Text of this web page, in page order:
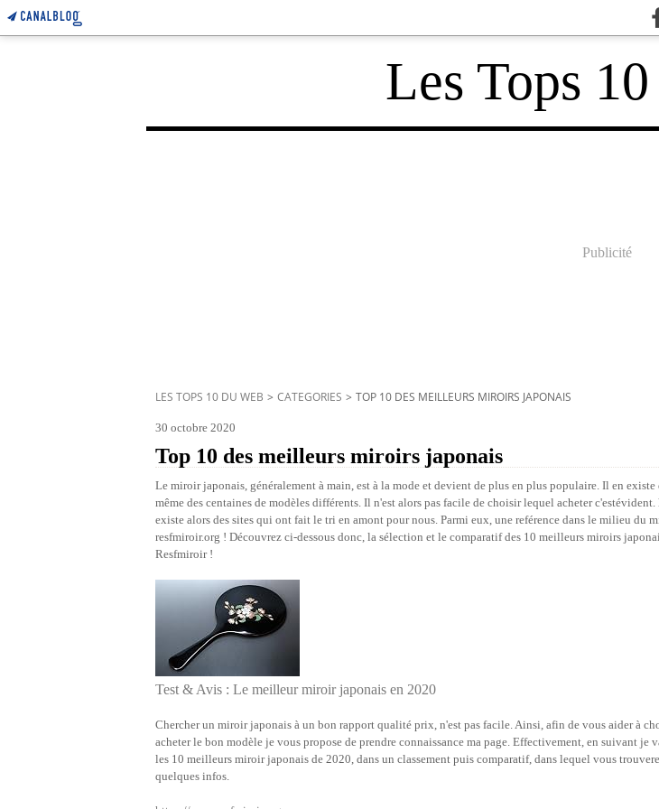
Les Tops
Publicité
LES TOPS 10 DU WEB > CATEGORIES > TOP 10 DES MEILLEURS MIROIRS JAPONAIS
30 octobre 2020
Top 10 des meilleurs miroirs japonais
Le miroir japonais, généralement à main, est à la mode et devient de plus en plus populaire. Il en
même des centaines de modèles différents. Il n'est alors pas facile de choisir lequel acheter c'estévident.
existe alors des sites qui ont fait le tri en amont pour nous. Parmi eux, une reférence dans le milieu du
resfmiroir.org ! Découvrez ci-dessous donc, la sélection et le comparatif des 10 meilleurs miroirs
Resfmiroir !
Test & Avis : Le meilleur miroir japonais en 2020
Chercher un miroir japonais à un bon rapport qualité prix, n'est pas facile. Ainsi, afin de vous aider à
acheter le bon modèle je vous propose de prendre connaissance ma page. Effectivement, en suivant je
les 10 meilleurs miroir japonais de 2020, dans un classement puis comparatif, dans lequel vous
quelques infos.